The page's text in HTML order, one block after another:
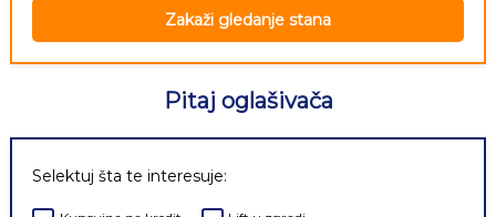
Zakaži gledanje stana
Pitaj oglašivača
Selektuj šta te interesuje: